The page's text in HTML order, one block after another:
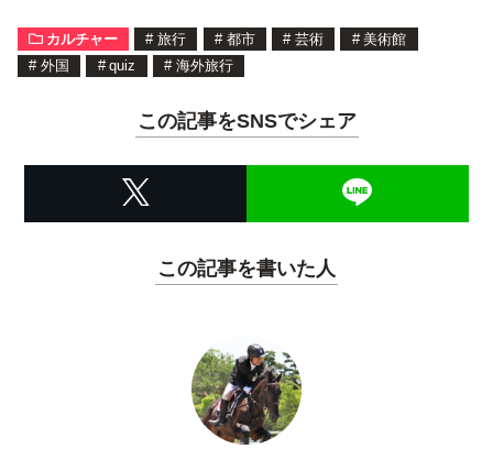
カルチャー # 旅行 # 都市 # 芸術 # 美術館
# 外国 # quiz # 海外旅行
この記事をSNSでシェア
この記事を書いた人